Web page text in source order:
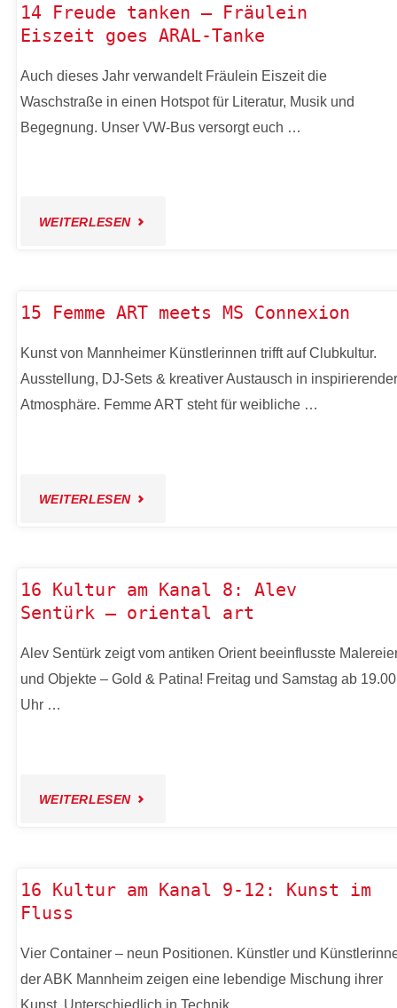
–
FESTE
KOSMETIK
14 Freude tanken – Fräulein
Eiszeit goes ARAL-Tanke
Auch dieses Jahr verwandelt Fräulein Eiszeit die
Waschstraße in einen Hotspot für Literatur, Musik und
Begegnung. Unser VW-Bus versorgt euch …
WEITERLESEN"14
FRÄULEIN
ARAL-
15 Femme ART meets MS Connexion
Kunst von Mannheimer Künstlerinnen trifft auf Clubkultur.
Ausstellung, DJ-Sets & kreativer Austausch in inspirierender
Atmosphäre. Femme ART steht für weibliche …
WEITERLESEN"15
MEETS
MS
16 Kultur am Kanal 8: Alev
Sentürk – oriental art
Alev Sentürk zeigt vom antiken Orient beeinflusste
und Objekte – Gold & Patina! Freitag und Samstag ab 19.00
Uhr …
WEITERLESEN"16
8:
ALEV
16 Kultur am Kanal 9-12: Kunst im
Fluss
Vier Container – neun Positionen. Künstler und
der ABK Mannheim zeigen eine lebendige Mischung ihrer
Kunst. Unterschiedlich in Technik …